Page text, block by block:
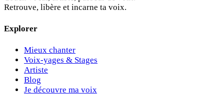
Retrouve, libère et incarne ta voix.
Explorer
Mieux chanter
Voix-yages & Stages
Artiste
Blog
Je découvre ma voix